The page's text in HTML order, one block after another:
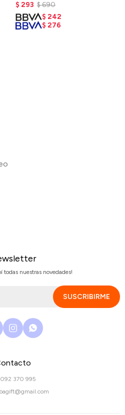
$ 293 $690
$ 242
$ 276
092 370 995
todas nuestras novedades!
SUSCRIBIRME
 